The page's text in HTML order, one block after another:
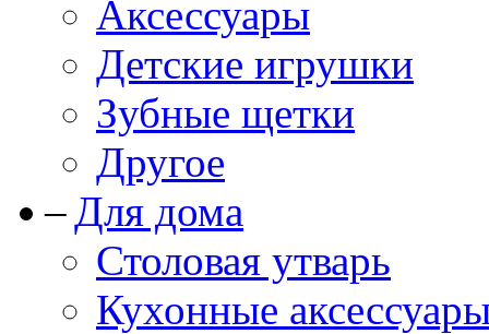
Аксессуары
Детские игрушки
Зубные щетки
Другое
Для дома
Столовая утварь
Кухонные